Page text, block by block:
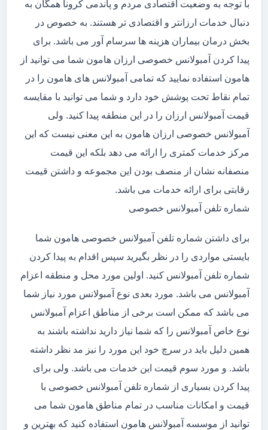
با توجه به وضعیت اقتصادی مردم و پاندمی کرونا همگان به
دنبال خدمات ارزانتر و اقتصادی تر هستند. به خصوص در
بخش درمان بیماران هزینه ها سرسام آور می باشد. برای
پیدا کردن آمبولانس خصوصی ارزان هامون شما می توانید از
هامون استفاده نمایید که تمامی آمبولانس های هامون را در
تمام نقاط تحت پوشش خود دارد و شما می توانید با مقایسه
قیمت آمبولانس ارزان را در این منطقه پیدا کنید. ولی
آمبولانس خصوصی ارزان هامون به این معنی نیست که این
مرکز خدمات کمتری را ارائه می دهد بلکه این قیمت
منصفانه نشان از منصف بودن این مجموعه و داشتن قیمت
رقابتی برای ارائه خدمات می باشد.
شماره تلفن آمبولانس خصوصی
برای داشتن شماره تلفن آمبولانس خصوصی هامون شما
بایستی مواردی را در نظر بگیرید سپس اقدام به پیدا کردن
شماره تلفن آمبولانس کنید. اولین مورد محل و منطقه اعزام
آمبولانس می باشد. مورد بعدی نوع آمبولانس مورد نیاز شما
می باشد که ممکن است برخی از مناطق اعزام آمبولانس
نوع خاص آمبولانس را که شما نیاز دارید نداشته باشند به
همین دلیل باید در سرچ خود این مورد را نیز مد نظر داشته
باشد. و مورد سوم قیمت این خدمات می باشد. ولی برای
پیدا کردن بسیاری از شماره تلفن آمبولانس خصوصی با
قیمت و امکانات مناسب در تمام مناطق هامون شما می
توانید از موسسه آمبولانس هامون استفاده کنید که بهترین و